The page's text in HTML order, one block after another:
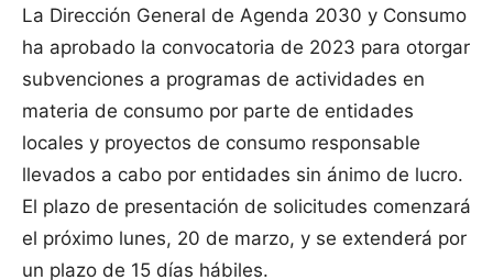
La Dirección General de Agenda 2030 y Consumo
ha aprobado la convocatoria de 2023 para otorgar
subvenciones a programas de actividades en
materia de consumo por parte de entidades
locales y proyectos de consumo responsable
llevados a cabo por entidades sin ánimo de lucro.
El plazo de presentación de solicitudes comenzará
el próximo lunes, 20 de marzo, y se extenderá por
un plazo de 15 días hábiles.